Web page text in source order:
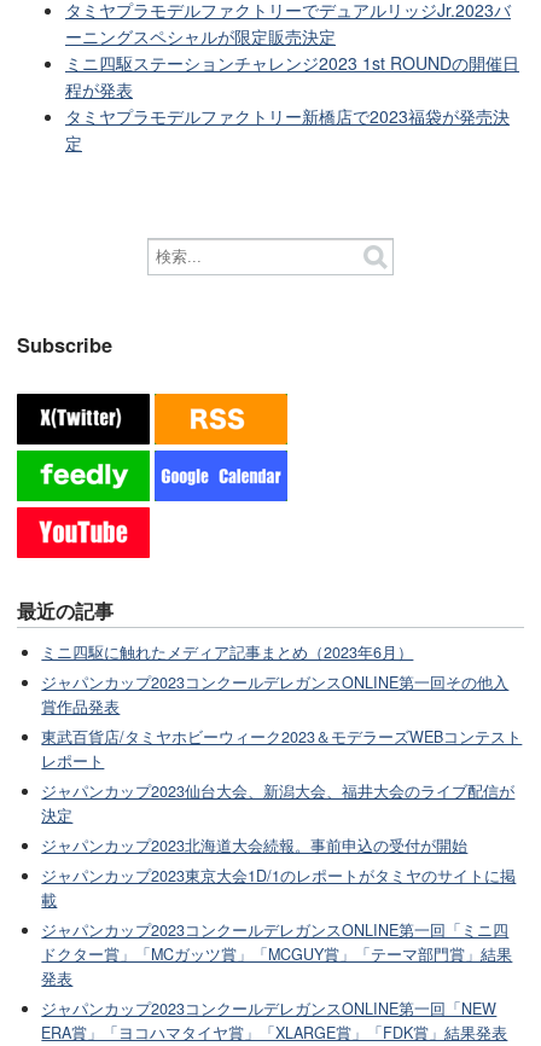
タミヤプラモデルファクトリーでデュアルリッジJr.2023バ
ーニングスペシャルが限定販売決定
ミニ四駆ステーションチャレンジ2023 1st ROUNDの開催日
程が発表
タミヤプラモデルファクトリー新橋店で2023福袋が発売決
定
Subscribe
最近の記事
ミニ四駆に触れたメディア記事まとめ（2023年6月）
ジャパンカップ2023コンクールデレガンスONLINE第一回その他入
賞作品発表
東武百貨店/タミヤホビーウィーク2023＆モデラーズWEBコンテスト
レポート
ジャパンカップ2023仙台大会、新潟大会、福井大会のライブ配信が
決定
ジャパンカップ2023北海道大会続報。事前申込の受付が開始
ジャパンカップ2023東京大会1D/1のレポートがタミヤのサイトに掲
載
ジャパンカップ2023コンクールデレガンスONLINE第一回「ミニ四
ドクター賞」「MCガッツ賞」「MCGUY賞」「テーマ部門賞」結果
発表
ジャパンカップ2023コンクールデレガンスONLINE第一回「NEW
ERA賞」「ヨコハマタイヤ賞」「XLARGE賞」「FDK賞」結果発表